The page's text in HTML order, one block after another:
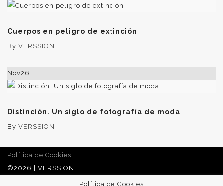
Cuerpos en peligro de extinción
By VERSSION
Nov26
Distinción. Un siglo de fotografía de moda
By VERSSION
Política de Cookies
©2026 | VERSSION
Política de Cookies